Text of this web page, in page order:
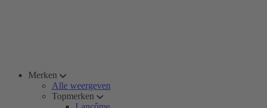
Merken
Alle weergeven
Topmerken